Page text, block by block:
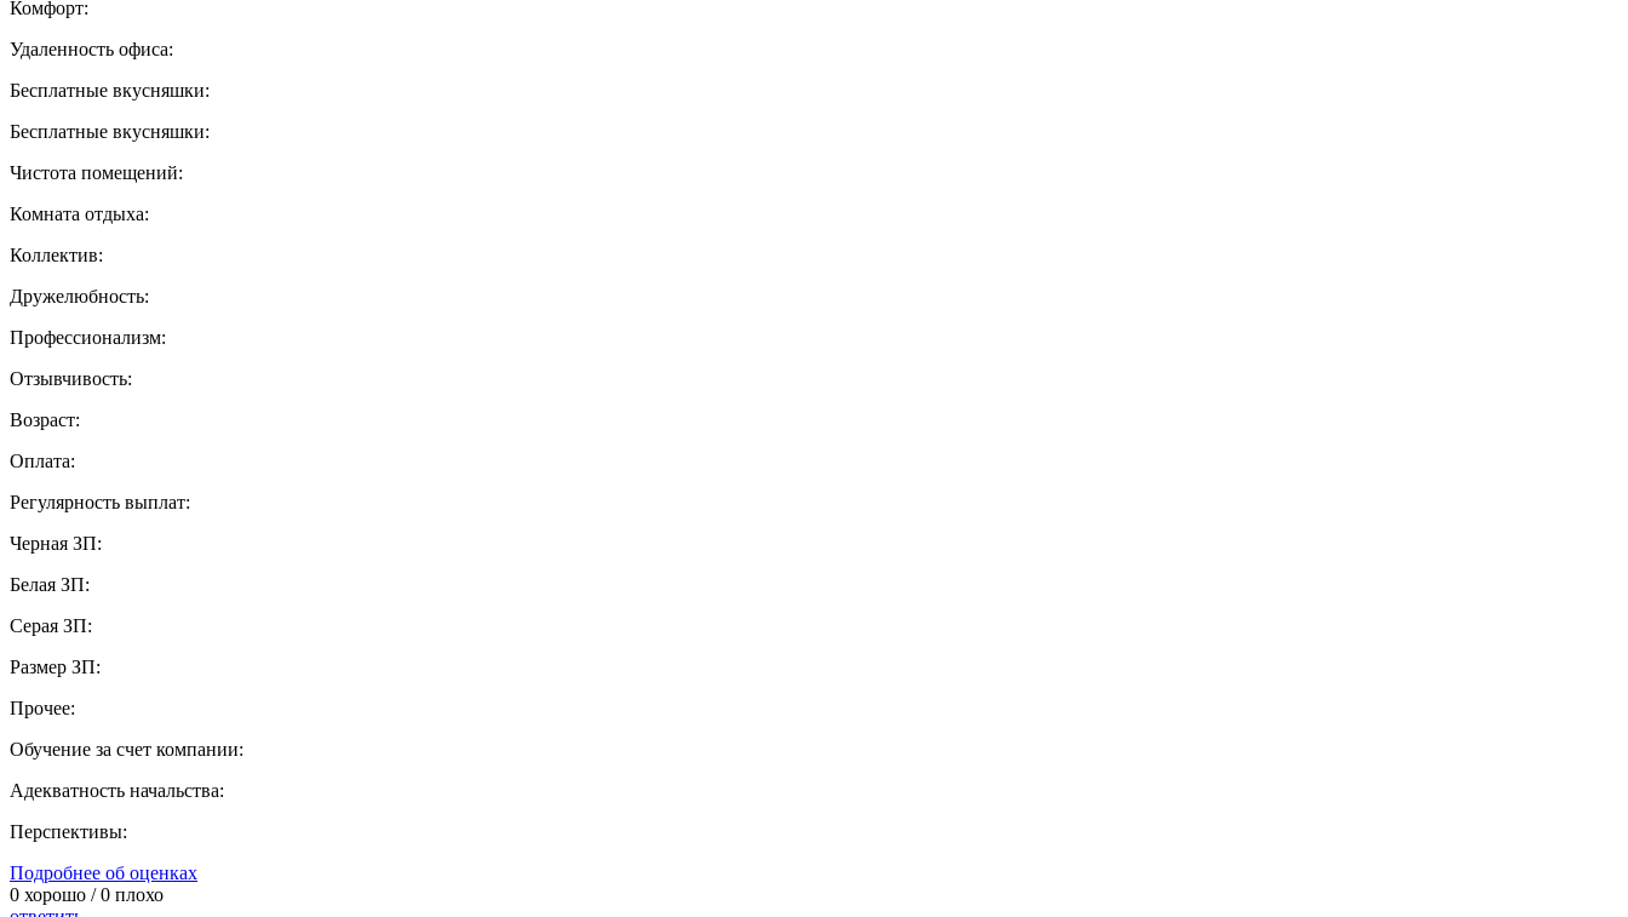
Комфорт:
Удаленность офиса:
Бесплатные вкусняшки:
Бесплатные вкусняшки:
Чистота помещений:
Комната отдыха:
Коллектив:
Дружелюбность:
Профессионализм:
Отзывчивость:
Возраст:
Оплата:
Регулярность выплат:
Черная ЗП:
Белая ЗП:
Серая ЗП:
Размер ЗП:
Прочее:
Обучение за счет компании:
Адекватность начальства:
Перспективы:
Подробнее об оценках
0 хорошо /0 плохо